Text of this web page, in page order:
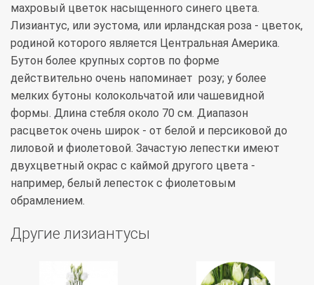
махровый цветок насыщенного синего цвета.
Лизиантус, или эустома, или ирландская роза - цветок,
родиной которого является Центральная Америка.
Бутон более крупных сортов по форме
действительно очень напоминает розу; у более
мелких бутоны колокольчатой или чашевидной
формы. Длина стебля около 70 см. Диапазон
расцветок очень широк - от белой и персиковой до
лиловой и фиолетовой. Зачастую лепестки имеют
двухцветный окрас с каймой другого цвета -
например, белый лепесток с фиолетовым
обрамлением.
Другие лизиантусы